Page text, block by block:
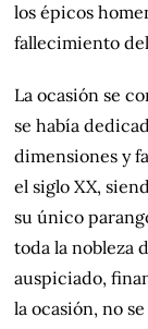
los épicos
fallecimiento
La ocasión se
se había
dimensiones y
el siglo XX,
su único
toda la nobleza
auspiciado,
la ocasión, no